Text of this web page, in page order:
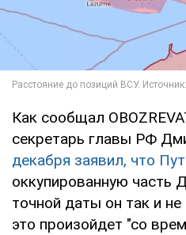
Как сообщал
секретарь главы РФ
декабря заявил, что
оккупированную часть
точной даты он так и
это произойдет "со